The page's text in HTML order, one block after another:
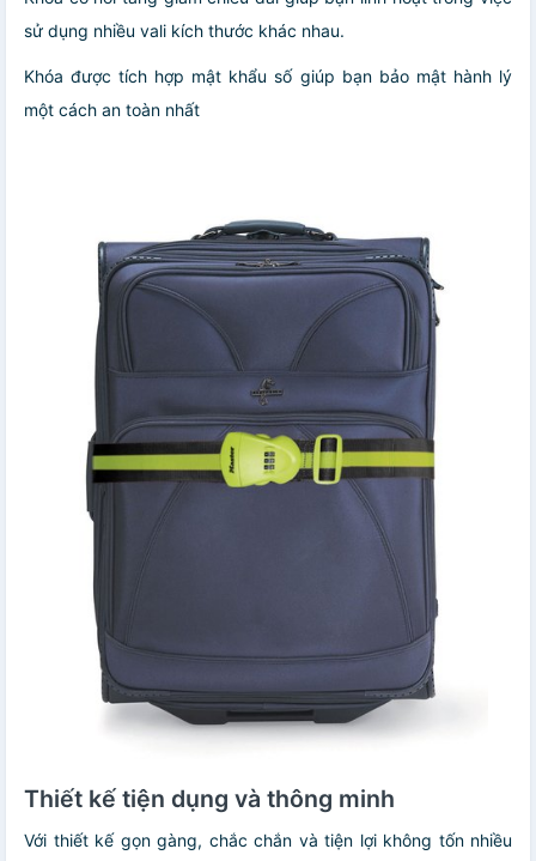
sử dụng nhiều vali kích thước khác nhau.
Khóa được tích hợp mật khẩu số giúp bạn bảo mật hành lý
một cách an toàn nhất
Thiết kế tiện dụng và thông minh
Với thiết kế gọn gàng, chắc chắn và tiện lợi không tốn nhiều